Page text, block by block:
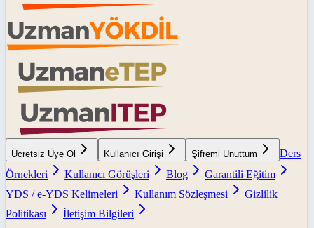
Ücretsiz Üye Ol Kullanıcı Girişi Şifremi Unuttum
Ders
Örnekleri
Kullanıcı Görüşleri Blog
Garantili Eğitim
YDS / e-YDS Kelimeleri
Kullanım Sözleşmesi
Gizlilik
Politikası
İletişim Bilgileri